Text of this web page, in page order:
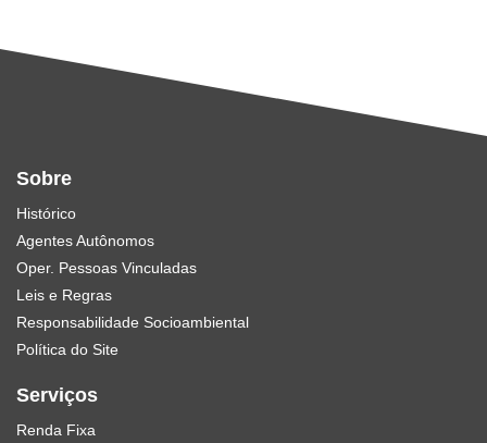
Sobre
Histórico
Agentes Autônomos
Oper. Pessoas Vinculadas
Leis e Regras
Responsabilidade Socioambiental
Política do Site
Serviços
Renda Fixa